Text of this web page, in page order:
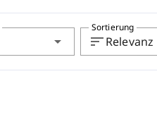
arrow_drop_down sortRelevanz
Sortierung